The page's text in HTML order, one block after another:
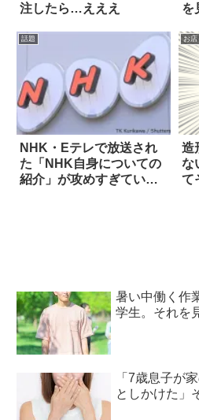
注したら…えええ
を
話題
NHK・Eテレで放送され
た「NHK自身についての
紹介」が攻めすぎている
お店
造
な
て
暑い中働く作
学生。それを
「7歳息子が
としかけた」